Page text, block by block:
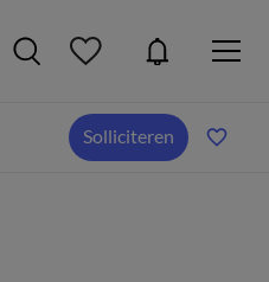
Solliciteren